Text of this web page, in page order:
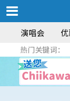
演唱会
热门关键词：